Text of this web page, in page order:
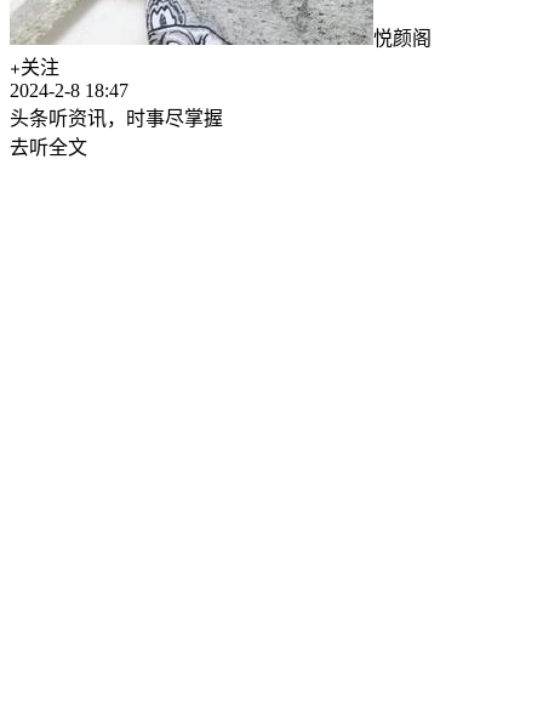
悦颜阁
关注
2024-2-8 18:47
头条听资讯，时事尽掌握
去听全文